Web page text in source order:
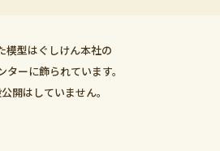
模型はぐしけん本社の
ターに飾られています。
開はしていません。